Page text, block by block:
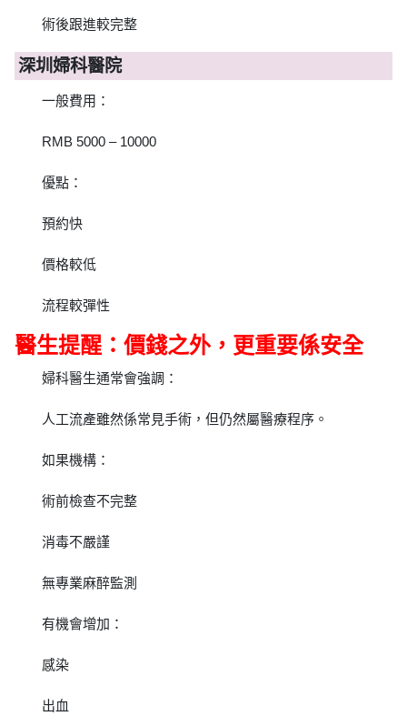
術後跟進較完整
深圳婦科醫院
一般費用：
RMB 5000 – 10000
優點：
預約快
價格較低
流程較彈性
醫生提醒：價錢之外，更重要係安全
婦科醫生通常會強調：
人工流產雖然係常見手術，但仍然屬醫療程序。
如果機構：
術前檢查不完整
消毒不嚴謹
無專業麻醉監測
有機會增加：
感染
出血